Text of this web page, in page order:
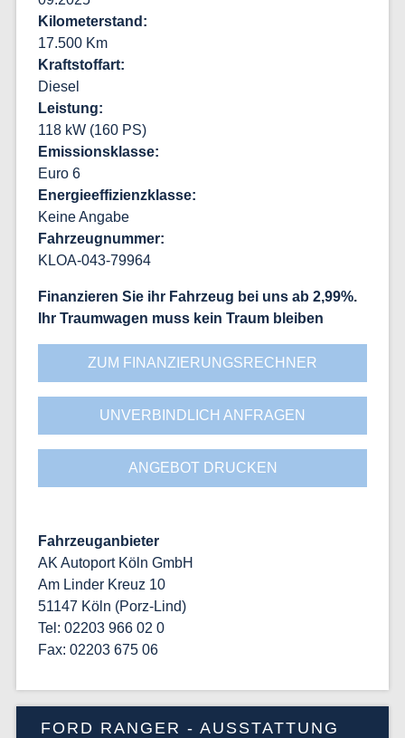
Kilometerstand
17.500 Km
Kraftstoffart
Diesel
Leistung
118 kW(160 PS)
Emissionsklasse
Euro 6
Energieeffizienzklasse
Keine Angabe
Fahrzeugnummer
KLOA-043-79964
Finanzieren Sie ihr Fahrzeug bei uns ab 2,99%
Ihr Traumwagen muss kein Traum bleiben
ZUM FINANZIERUNGSRECHNER
UNVERBINDLICH ANFRAGEN
ANGEBOT DRUCKEN
Fahrzeuganbieter
AK Autoport Köln GmbH
Am Linder Kreuz 10
51147 Köln (Porz-Lind)
Tel: 02203 966 02 0
Fax: 02203 675 06
FORD RANGER - AUSSTATTUNG